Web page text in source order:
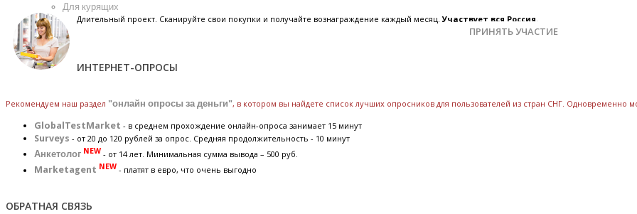
Для курящих
Длительный проект. Сканируйте свои покупки и получайте вознаграждение каждый месяц.Участвует вся Россия.
ПРИНЯТЬ УЧАСТИЕ
ИНТЕРНЕТ-ОПРОСЫ
Рекомендуем наш раздел "онлайн опросы за деньги", в котором вы найдете список лучших опросников для пользователей из стран СНГ. Одновременно
GlobalTestMarket - в среднем прохождение онлайн-опроса занимает 15 минут
Surveys - от 20 до 120 рублей за опрос. Средняя продолжительность - 10 минут
Анкетолог NEW - от 14 лет. Минимальная сумма вывода – 500 руб.
Marketagent NEW - платят в евро, что очень выгодно
ОБРАТНАЯ СВЯЗЬ